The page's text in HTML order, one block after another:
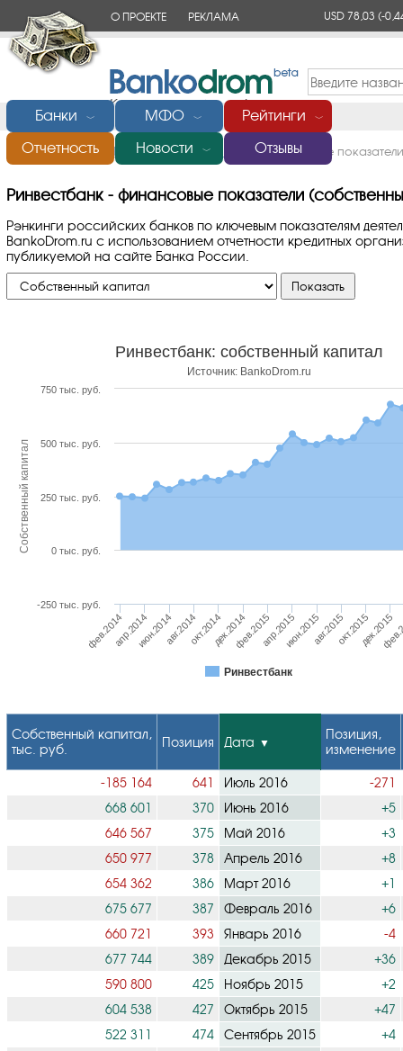
О ПРОЕКТЕ РЕКЛАМА USD 78,03(-
Банки ﹀ МФО ﹀ Рейтинги ﹀
Отчетность Новости ﹀ Отзывы
Главная/Банки России/Ринвестбанк /Финансовые
Ринвестбанк - финансовые показатели
Рэнкинги российских банков по ключевым показателям
BankoDrom.ru с использованием отчетности кредитных
публикуемой на сайте Банка России.
Собственный капитал
Ринвестбанк: собственный капитал
Источник: BankoDrom.ru
Ринвестбанк
фев.2014апр.2014июн.2014авг.2014окт.2014дек.2014фев.2015апр.2015июн.2015авг.2015окт.2015дек.2015
-250 тыс. руб.
0 тыс. руб.
250 тыс. руб.
500 тыс. руб.
750 тыс. руб.
Собственный капитал,
тыс. руб.
Позиция Дата
Позиция,
изменение
-185 164 641 Июль 2016
-271
668 601
370 Июнь 2016
+5
646 567
375 Май 2016
+3
650 977
378 Апрель 2016
+8
654 362
386 Март 2016
+1
675 677
387 Февраль 2016
+6
660 721
393 Январь 2016
-4
677 744
389 Декабрь 2015
+36
590 800
425 Ноябрь 2015
+2
604 538
427 Октябрь 2015
+47
522 311
474 Сентябрь 2015
+4